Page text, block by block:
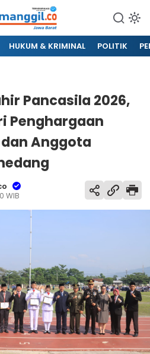
HUKUM & KRIMINAL POLITIK
Pancasila 2026,
Penghargaan
Anggota
WIB